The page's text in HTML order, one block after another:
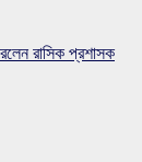
রাসিক প্রশাসক